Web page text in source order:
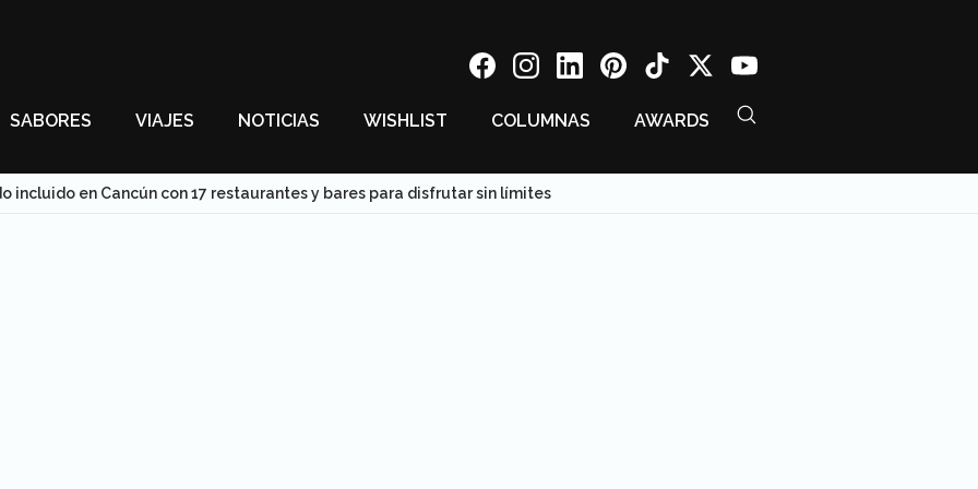
SABORES VIAJES NOTICIAS WISHLIST COLUMNAS AWARDS
incluido en Cancún con 17 restaurantes y bares para disfrutar sin límites